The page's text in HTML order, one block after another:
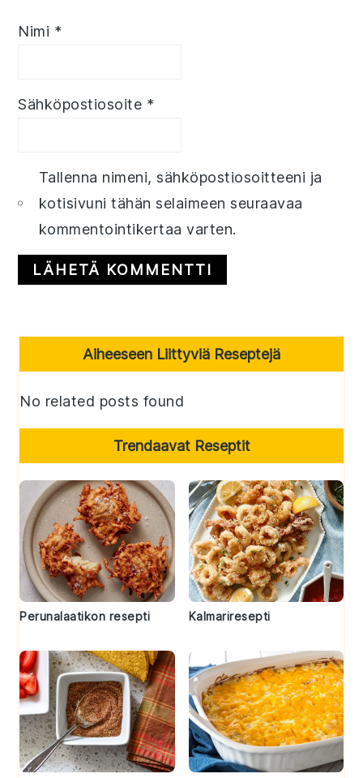
Nimi *
Sähköpostiosoite *
Tallenna nimeni, sähköpostiosoitteeni ja
kotisivuni tähän selaimeen seuraavaa
kommentointikertaa varten.
Primary
Sidebar
Aiheeseen Liittyviä Reseptejä
No related posts found
Trendaavat Reseptit
Perunalaatikon resepti Kalmariresepti